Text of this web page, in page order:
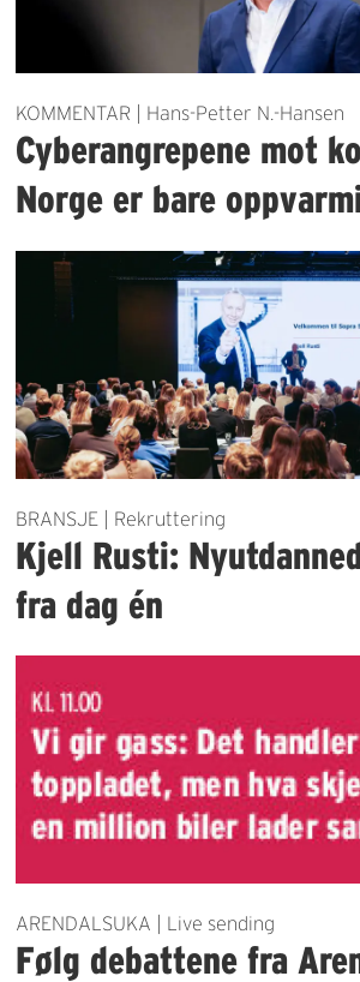
KOMMENTAR | Hans-Petter N.-Hansen
Cyberangrepene mot
Norge er bare
BRANSJE | Rekruttering
Kjell Rusti:
fra dag én
ARENDALSUKA | Live sending
Følg debattene fra